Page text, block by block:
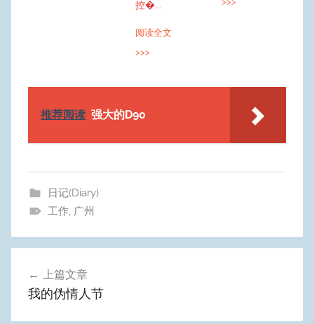
控�...
阅读全文
>>>
推荐阅读 强大的D90
日记(Diary)
工作, 广州
上篇文章
我的伪情人节